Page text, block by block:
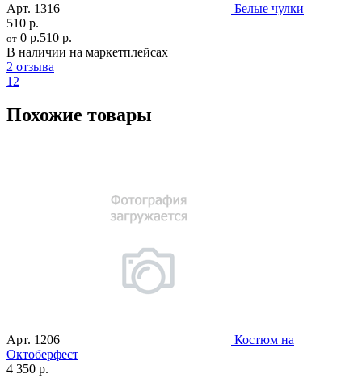
Арт. 1316
Белые чулки
510 р.
от 0 р.510 р.
В наличии на маркетплейсах
2 отзыва
12
Похожие товары
Арт. 1206
Костюм на
Октоберфест
4 350 р.